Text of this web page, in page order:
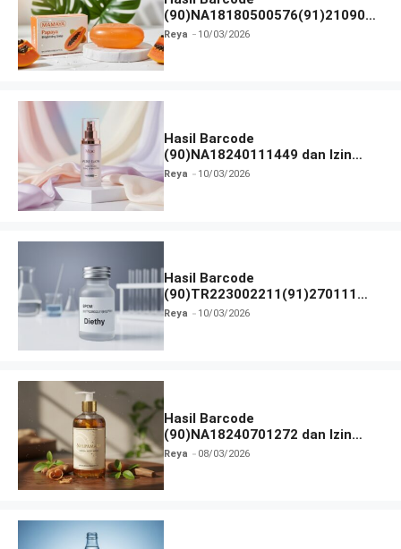
(90)NA18180500576(91)210906
dan Izin BPOM
Reya 10/03/2026
Hasil Barcode
(90)NA18240111449 dan Izin
BPOM
Reya 10/03/2026
Hasil Barcode
(90)TR223002211(91)270111
dan Izin BPOM
Reya 10/03/2026
Hasil Barcode
(90)NA18240701272 dan Izin
BPOM
Reya 08/03/2026